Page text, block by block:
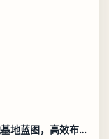
明日方舟终末地25级四号谷地基地蓝图，高效布局规划